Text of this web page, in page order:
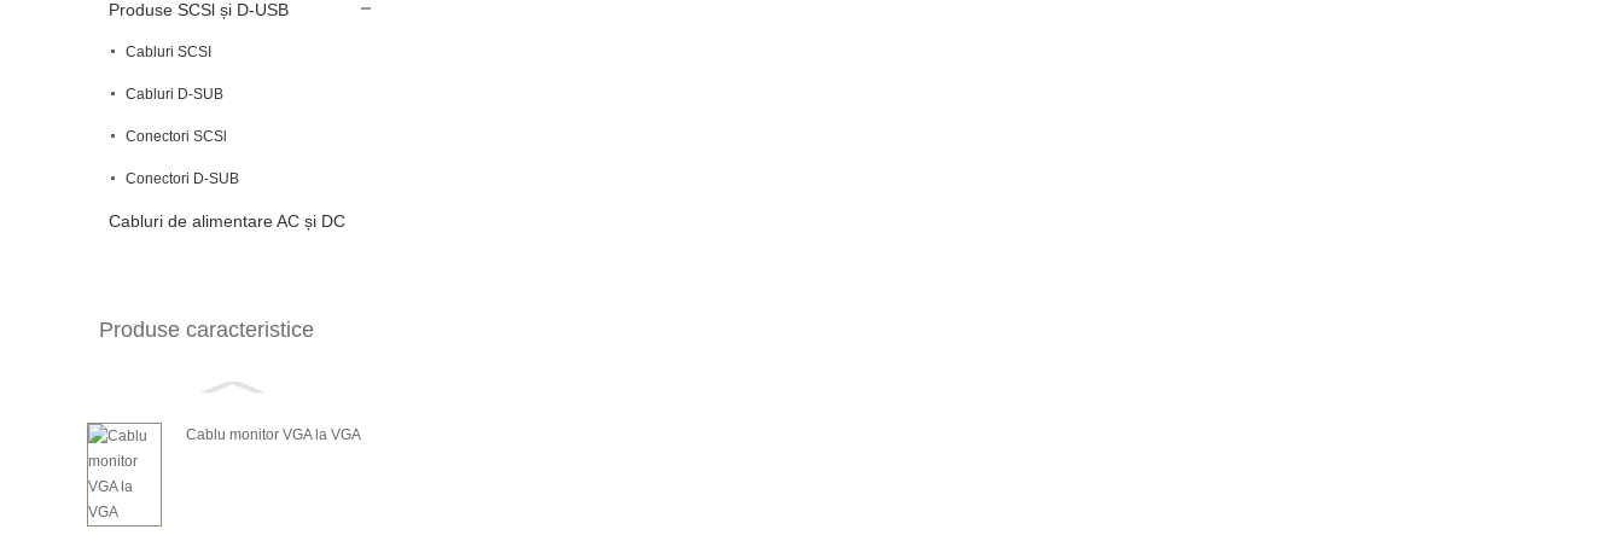
Produse SCSl și D-USB
Cabluri SCSI
Cabluri D-SUB
Conectori SCSl
Conectori D-SUB
Cabluri de alimentare AC și DC
Produse caracteristice
Cablu monitor VGA la VGA